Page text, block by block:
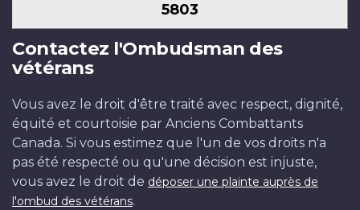
5803
Contactez l'Ombudsman des
vétérans
Vous avez le droit d'être traité avec respect, dignité,
équité et courtoisie par Anciens Combattants
Canada. Si vous estimez que l'un de vos droits n'a
pas été respecté ou qu'une décision est injuste,
vous avez le droit de déposer une plainte auprès de
l'ombud des vétérans.